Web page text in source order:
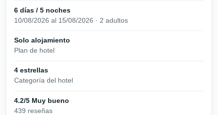
6 días / 5 noches
10/08/2026 al 15/08/2026 · 2 adultos
Solo alojamiento
Plan de hotel
4 estrellas
Categoría del hotel
4.2/5 Muy bueno
439 reseñas